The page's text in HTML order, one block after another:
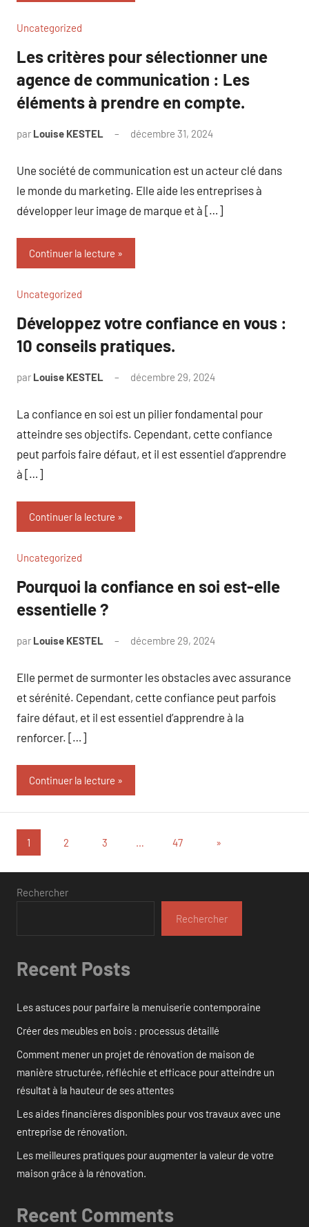
Uncategorized
Les critères pour sélectionner une
agence de communication : Les
éléments à prendre en compte.
par Louise KESTEL décembre 31, 2024
Une société de communication est un acteur clé dans
le monde du marketing. Elle aide les entreprises à
développer leur image de marque et à […]
Continuer la lecture
Uncategorized
Développez votre confiance en vous :
10 conseils pratiques.
par Louise KESTEL décembre 29, 2024
La confiance en soi est un pilier fondamental pour
atteindre ses objectifs. Cependant, cette confiance
peut parfois faire défaut, et il est essentiel d’apprendre
à […]
Continuer la lecture
Uncategorized
Pourquoi la confiance en soi est-elle
essentielle ?
par Louise KESTEL décembre 29, 2024
Elle permet de surmonter les obstacles avec assurance
et sérénité. Cependant, cette confiance peut parfois
faire défaut, et il est essentiel d’apprendre à la
renforcer. […]
Continuer la lecture
Pagination
des
publications
1 2 3 … 47
Articles
»
Rechercher
Rechercher
Recent Posts
Les astuces pour parfaire la menuiserie contemporaine
Créer des meubles en bois : processus détaillé
Comment mener un projet de rénovation de maison de
manière structurée, réfléchie et efficace pour atteindre un
résultat à la hauteur de ses attentes
Les aides financières disponibles pour vos travaux avec une
entreprise de rénovation.
Les meilleures pratiques pour augmenter la valeur de votre
maison grâce à la rénovation.
Recent Comments